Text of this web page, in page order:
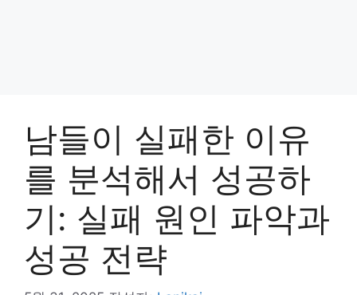
남들이 실패한 이유
를 분석해서 성공하
기: 실패 원인 파악과
성공 전략